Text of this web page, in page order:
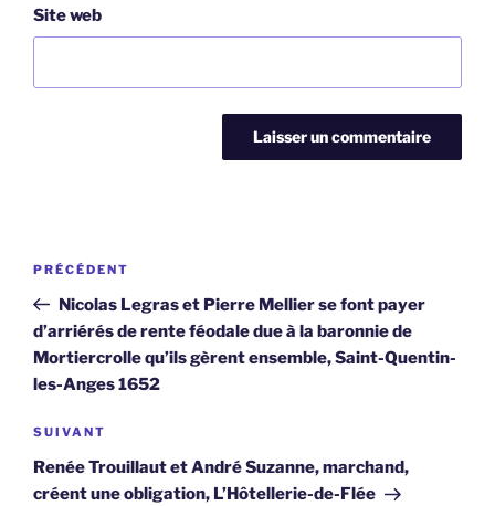
Site web
Navigation
l’article
Article
précédent
PRÉCÉDENT
Nicolas Legras et Pierre Mellier se font payer
d’arriérés de rente féodale due à la baronnie de
Mortiercrolle qu’ils gèrent ensemble, Saint-Quentin-
les-Anges 1652
Article
suivant
SUIVANT
Renée Trouillaut et André Suzanne, marchand,
créent une obligation, L’Hôtellerie-de-Flée